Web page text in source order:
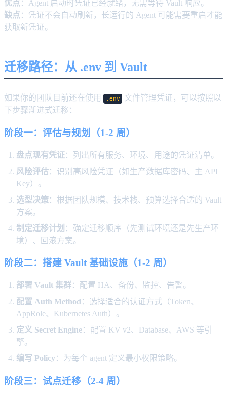
优点 ：Agent 启动时凭证已经就绪，无需等待 Vault 响应。
缺点 ：凭证不会自动刷新，长运行的 Agent 可能需要重启才能
获取新凭证。
迁移路径：从 .env 到 Vault
如果你的团队目前还在使用 .env
文件管理凭证，可以按照以
下步骤渐进式迁移：
阶段一：评估与规划（1-2 周）
盘点现有凭证：列出所有服务、环境、用途的凭证清单。
风险评估：识别高风险凭证（如生产数据库密码、主 API
Key）。
选型决策：根据团队规模、技术栈、预算选择合适的 Vault
方案。
制定迁移计划 ：确定迁移顺序（先测试环境还是先生产环
境）、回滚方案。
阶段二：搭建 Vault 基础设施（1-2 周）
部署 Vault 集群：配置 HA、备份、监控、告警。
配置 Auth Method ：选择适合的认证方式（Token、
AppRole、Kubernetes Auth）。
定义 Secret Engine：配置 KV v2、Database、AWS 等引
擎。
编写 Policy：为每个 agent 定义最小权限策略。
阶段三：试点迁移（2-4 周）